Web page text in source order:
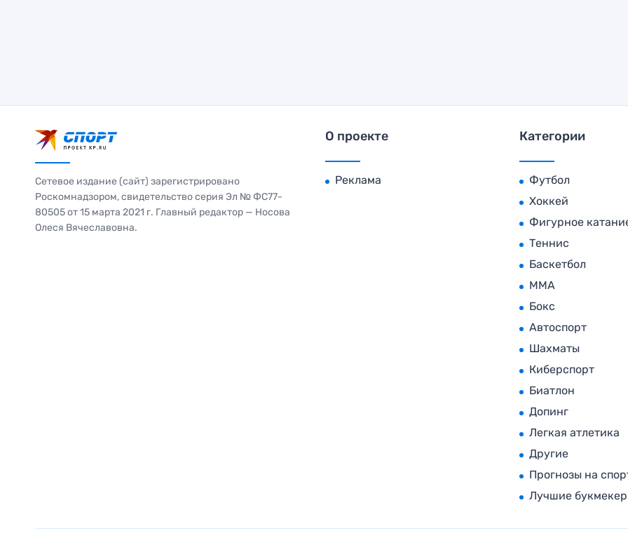
Сетевое издание (сайт) зарегистрировано
Роскомнадзором, свидетельство серия Эл № ФС77-
80505 от 15 марта 2021 г. Главный редактор — Носова
Олеся Вячеславовна.
О проекте
Реклама
Категории
Футбол
Хоккей
Фигурное
Теннис
Баскетбол
MMA
Бокс
Автоспорт
Шахматы
Киберспорт
Биатлон
Допинг
Легкая атлетика
Другие
Прогнозы на
Лучшие